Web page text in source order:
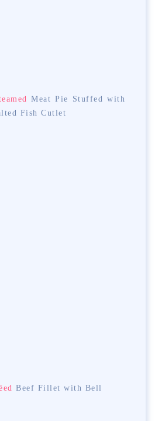
Meat Pie Stuffed with
Fish Cutlet
Beef Fillet with Bell